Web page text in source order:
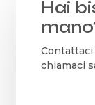
Hai
Contattaci
chiamaci